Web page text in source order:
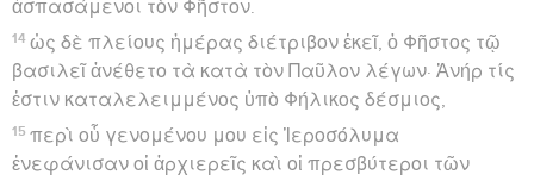
ἀσπασάμενοι τὸν Φῆστον.
14 ὡς δὲ πλείους ἡμέρας διέτριβον ἐκεῖ, ὁ Φῆστος τῷ
βασιλεῖ ἀνέθετο τὰ κατὰ τὸν Παῦλον λέγων· Ἀνήρ τίς
ἐστιν καταλελειμμένος ὑπὸ Φήλικος δέσμιος,
15 περὶ οὗ γενομένου μου εἰς Ἱεροσόλυμα
ἐνεφάνισαν οἱ ἀρχιερεῖς καὶ οἱ πρεσβύτεροι τῶν